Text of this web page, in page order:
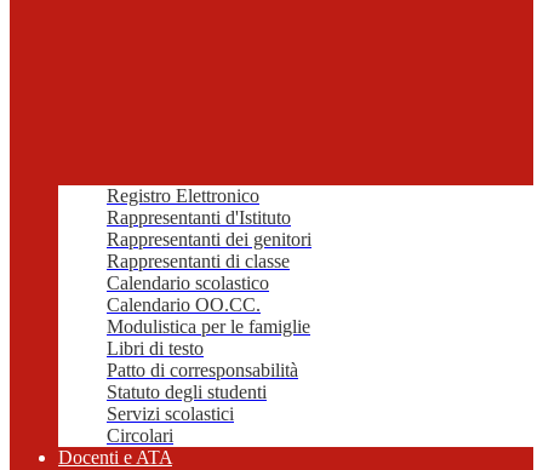
Registro Elettronico
Rappresentanti d'Istituto
Rappresentanti dei genitori
Rappresentanti di classe
Calendario scolastico
Calendario OO.CC.
Modulistica per le famiglie
Libri di testo
Patto di corresponsabilità
Statuto degli studenti
Servizi scolastici
Circolari
Docenti e ATA